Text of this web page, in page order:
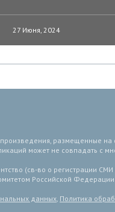
27 Июня, 2024
размещенные на
может не совпадать с
(св-во о регистрации
Российской
данных, Политика